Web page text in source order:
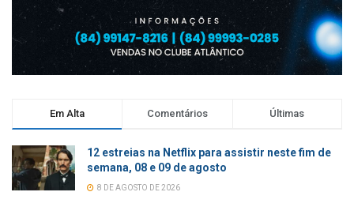
Em Alta Comentários Últimas
12 estreias na Netflix para assistir neste fim de
semana, 08 e 09 de agosto
8 DE AGOSTO DE 2026